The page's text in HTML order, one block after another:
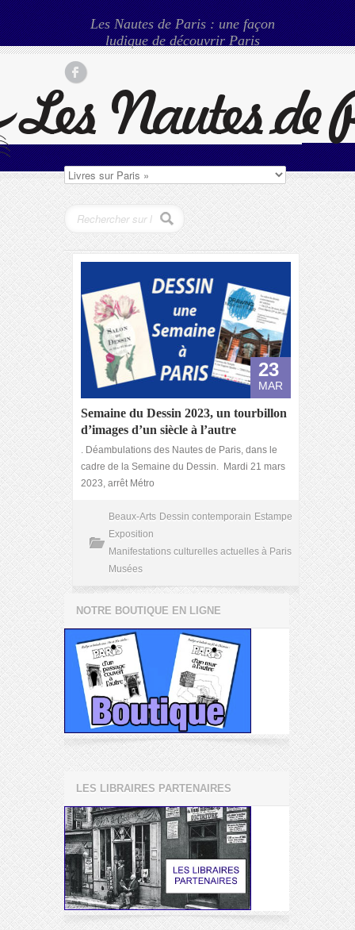
Les Nautes de Paris : une façon
ludique de découvrir Paris
23
MAR
Semaine du Dessin 2023, un tourbillon
d’images d’un siècle à l’autre
. Déambulations des Nautes de Paris, dans le
cadre de la Semaine du Dessin. Mardi 21 mars
2023, arrêt Métro
Beaux-Arts Dessin contemporain Estampe
Exposition
Manifestations culturelles actuelles à Paris
Musées
NOTRE BOUTIQUE EN LIGNE
LES LIBRAIRES PARTENAIRES